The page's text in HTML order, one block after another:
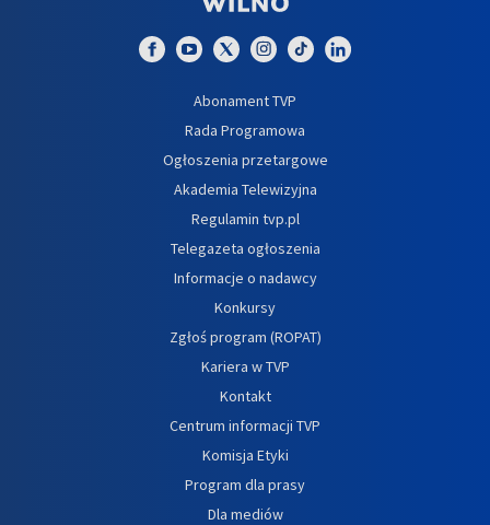
Abonament TVP
Rada Programowa
Ogłoszenia przetargowe
Akademia Telewizyjna
Regulamin tvp.pl
Telegazeta ogłoszenia
Informacje o nadawcy
Konkursy
Zgłoś program (ROPAT)
Kariera w TVP
Kontakt
Centrum informacji TVP
Komisja Etyki
Program dla prasy
Dla mediów